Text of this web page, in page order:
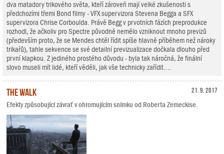
dva matadory trikového světa, kteří zároveň mají velké zkušenosti s
předchozími třemi Bond filmy - VFX supervizora Stevena Begga a SFX
supervizora Chrise Corboulda. Právě Begg v prvotních fázích preprodukce
rozhodl, že ačkoliv pro Spectre původně nemělo vzniknout mnoho previzů
(především proto, že se Mendes chtěl řídit spíše hlavně příběhem než nároky
trikařů), tahle sekvence se své detailní previzualizace dočkala dlouho před
první klapkou. Z jediného prostého důvodu - byla tak náročná, že finální
slovo museli mít lidé, kteří věděli, jak vše technicky zařídit....
21. 9. 2017
The Walk
Efekty způsobující závrať v ohromujícím snímku od Roberta Zemeckise.